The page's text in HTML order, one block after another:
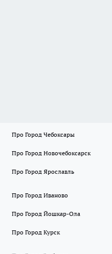
Про Город Чебоксары
Про Город Новочебоксарск
Про Город Ярославль
Про Город Иваново
Про Город Йошкар-Ола
Про Город Курск